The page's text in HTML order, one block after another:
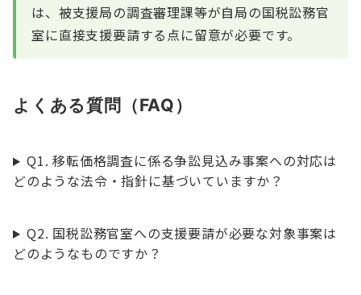
は、被支援局の調査審理課等が自局の国税訟務官
室に直接支援要請する点に留意が必要です。
よくある質問（FAQ）
Q1. 移転価格調査に係る争訟見込み事案への対応は
どのような法令・指針に基づいていますか？
Q2. 国税訟務官室への支援要請が必要な対象事案は
どのようなものですか？